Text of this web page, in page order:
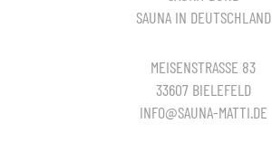
SAUNA IN DEUTSCHLAND
MEISENSTRASSE 83
33607 BIELEFELD
INFO@SAUNA-MATTI.DE